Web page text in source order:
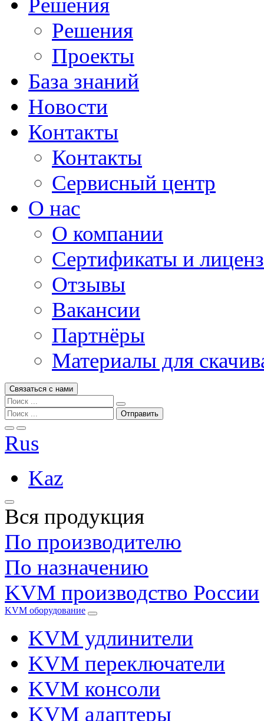
Решения
Решения
Проекты
База знаний
Новости
Контакты
Контакты
Сервисный центр
О нас
О компании
Сертификаты и
Отзывы
Вакансии
Партнёры
Материалы для
Связаться с нами
Rus
Kaz
Вся продукция
По производителю
По назначению
KVM производство России
KVM оборудование
KVM удлинители
KVM переключатели
KVM консоли
KVM адаптеры